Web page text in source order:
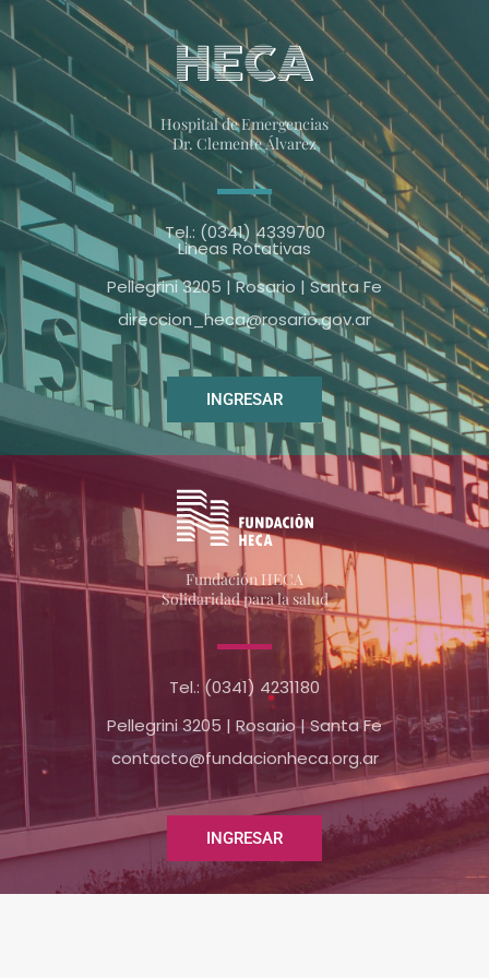
Hospital de Emergencias
Dr. Clemente Álvarez
Tel.: (0341) 4339700
Lineas Rotativas
Pellegrini 3205 | Rosario | Santa Fe
direccion_heca@rosario.gov.ar
INGRESAR
Fundación HECA
Solidaridad para la salud
Tel.: (0341) 4231180
Pellegrini 3205 | Rosario | Santa Fe
contacto@fundacionheca.org.ar
INGRESAR